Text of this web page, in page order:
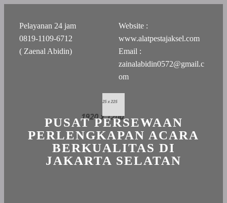
Pelayanan 24 jam
0819-1109-6712
( Zaenal Abidin)
Website :
www.alatpestajaksel.com
Email :
zainalabidin0572@gmail.c
om
PUSAT PERSEWAAN
PERLENGKAPAN ACARA
BERKUALITAS DI
JAKARTA SELATAN